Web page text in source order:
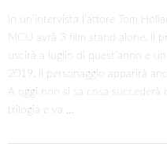
In un’intervista l’attore Tom
MCU avrà 3 film stand alone. Il
uscirà a luglio di quest’anno e
2019. Il personaggio apparirà
A oggi non si sa cosa
trilogia e va …